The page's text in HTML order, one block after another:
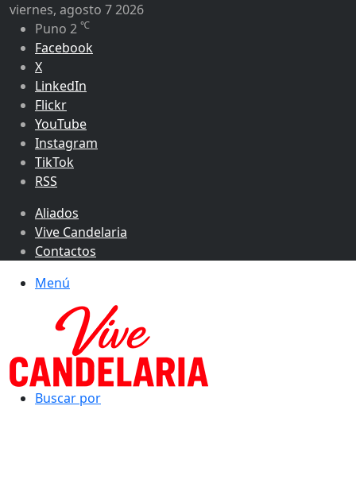
viernes, agosto 7 2026
Puno 2 ℃
Facebook
X
LinkedIn
Flickr
YouTube
Instagram
TikTok
RSS
Aliados
Vive Candelaria
Contactos
Menú
Buscar por